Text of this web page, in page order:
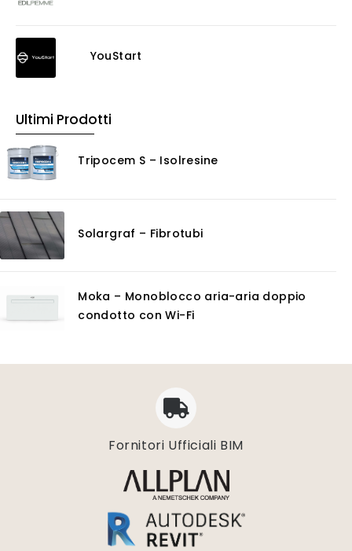
YouStart
Ultimi Prodotti
Tripocem S – Isolresine
Solargraf – Fibrotubi
Moka – Monoblocco aria-aria doppio
condotto con Wi-Fi
Fornitori Ufficiali BIM